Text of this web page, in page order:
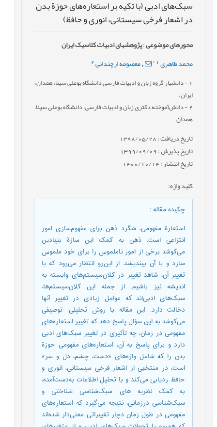
سبک‌های ادبی (با تکیه بر استعاره‌های حوزة بدن
در اشعار فرخی سیستانی، انوری و حافظ)
محورهای موضوعی:پژوهش‎های ادبیات کلاسیک ایران
محمد طاهری *
,معصومه ارچندانی 2
- دانشیار گروه زبان و ادبیات فارسی دانشگاه بوعلی سینا، همدان،
ایران.
2- دانش‌آموخته دکتری زبان و ادبیات فارسی، دانشگاه بوعلی سینا،
همدان
تاریخ دریافت : 1398/05/28
تاریخ پذیرش : 1399/09/09
تاریخ انتشار : 1400/10/14
کلید واژه:
چکیده مقاله:
استعارة مفهومی، شگرد ذهن برای مفهوم‌سازی امور
انتزاعی است. ذهن به کمک این سازة بنیادین
می‌کوشد برخی از امور ناملموس را برای خود ملموس
سازد و با آن بیندیشد. از این‌رو انتظار می‌رود که با
تغییر آن، شاهد تغییر در کلان‌سیستم‌های وابسته به
اندیشه نیز باشیم. از جمله این کلان‌سیستم‌ها،
سبک‌های ادبی‌اند که عوامل زیادی در تغییر آنها
دخالت دارد. این مقاله با روش تحلیلی- توصیفی
می‌کوشد به این سؤال پاسخ دهد که تغییر استعاره‌های
مفهومی در زمان، چه تأثیری در تغییر سبک‌های ادبی
دارد و برای پاسخ به آن، استعاره‌های مفهومی حوزة
بدن را که شامل واژه‌های «دست، چشم، دل و سر»
است، در منتخبی از اشعار فرخی سیستانی، انوری و
حافظ ردیابی می‌کند و با تحلیل اطلاعات به‌دست‌آمده،
به کمک نظریه های سبک‌شناسی شناختی و
سبک‌شناسی درزمانی، نتیجه می‌گیرد که استعاره‌های
مفهومی در طول زمان دچار تغییراتی معنی‌دار شده‌اند